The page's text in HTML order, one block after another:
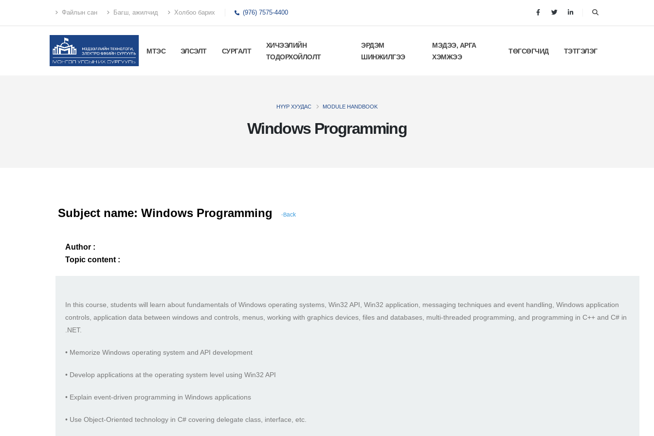
Файлын сан Багш, ажилчид Холбоо барих (976) 7575-4400
МТЭС ЭЛСЭЛТ СУРГАЛТ
ХИЧЭЭЛИЙН
ТОДОРХОЙЛОЛТ
ЭРДЭМ
ШИНЖИЛГЭЭ
МЭДЭЭ, АРГА
ХЭМЖЭЭ
ТӨГСӨГЧИД ТЭТГЭЛЭГ
Windows Programming
НҮҮР ХУУДАС MODULE HANDBOOK
Subject name: Windows Programming -Back
Author :
Topic content :
In this course, students will learn about fundamentals of Windows operating systems, Win32 API, Win32 application, messaging techniques and event handling, Windows application
controls, application data between windows and controls, menus, working with graphics devices, files and databases, multi-threaded programming, and programming in C++ and C# in
.NET.
• Memorize Windows operating system and API development
• Develop applications at the operating system level using Win32 API
• Explain event-driven programming in Windows applications
• Use Object-Oriented technology in C# covering delegate class, interface, etc.